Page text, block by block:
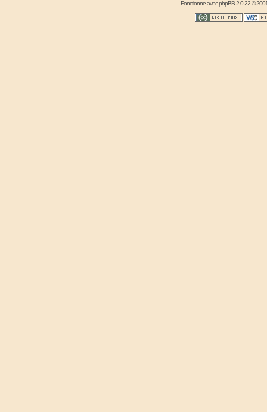
Fonctionne avecphpBB2.0.22 ©